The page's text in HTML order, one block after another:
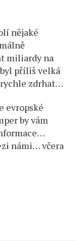
nějaké
miliardy na
příliš velká
rychle zdrhat…
evropské
by vám
námi… včera